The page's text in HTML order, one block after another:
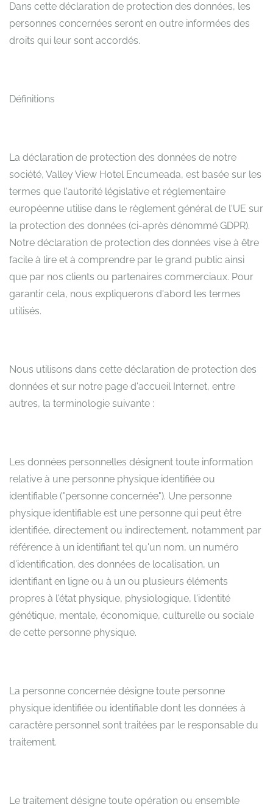
Dans cette déclaration de protection des données, les
personnes concernées seront en outre informées des
droits qui leur sont accordés.
Définitions
La déclaration de protection des données de notre
société, Valley View Hotel Encumeada, est basée sur les
termes que l'autorité législative et réglementaire
européenne utilise dans le règlement général de l'UE sur
la protection des données (ci-après dénommé GDPR).
Notre déclaration de protection des données vise à être
facile à lire et à comprendre par le grand public ainsi
que par nos clients ou partenaires commerciaux. Pour
garantir cela, nous expliquerons d'abord les termes
utilisés.
Nous utilisons dans cette déclaration de protection des
données et sur notre page d'accueil Internet, entre
autres, la terminologie suivante :
Les données personnelles désignent toute information
relative à une personne physique identifiée ou
identifiable ("personne concernée"). Une personne
physique identifiable est une personne qui peut être
identifiée, directement ou indirectement, notamment par
référence à un identifiant tel qu'un nom, un numéro
d'identification, des données de localisation, un
identifiant en ligne ou à un ou plusieurs éléments
propres à l'état physique, physiologique, l'identité
génétique, mentale, économique, culturelle ou sociale
de cette personne physique.
La personne concernée désigne toute personne
physique identifiée ou identifiable dont les données à
caractère personnel sont traitées par le responsable du
traitement.
Le traitement désigne toute opération ou ensemble